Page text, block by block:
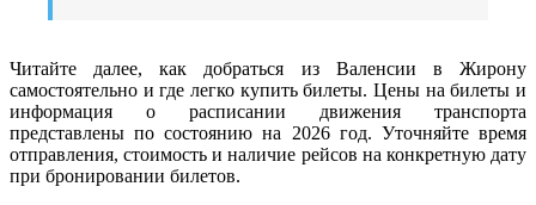
Читайте далее, как добраться из Валенсии в Жирону
самостоятельно и где легко купить билеты. Цены на билеты и
информация о расписании движения транспорта
представлены по состоянию на 2026 год. Уточняйте время
отправления, стоимость и наличие рейсов на конкретную дату
при бронировании билетов.